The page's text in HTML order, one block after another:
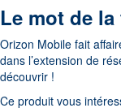
Le mot de la
Orizon Mobile fait
dans l’extension de
découvrir !
Ce produit vous